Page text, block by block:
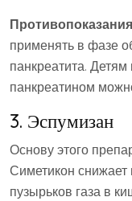
применять в фазе
панкреатита.
панкреатином
3. Эспумизан
Основу этого
Симетикон
пузырьков газа в